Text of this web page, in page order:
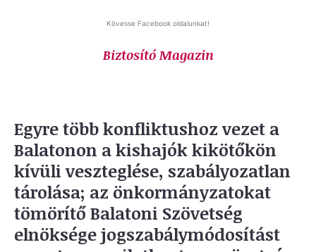
Kövesse Facebook oldalunkat!
Biztosító Magazin
Egyre több konfliktushoz vezet a
Balatonon a kishajók kikötőkön
kívüli veszteglése, szabályozatlan
tárolása; az önkormányzatokat
tömörítő Balatoni Szövetség
elnöksége jogszabálymódosítást